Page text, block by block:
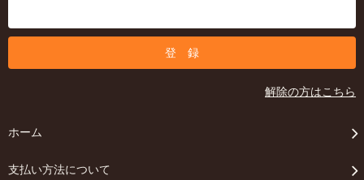
解除の方はこちら
ホーム
支払い方法について